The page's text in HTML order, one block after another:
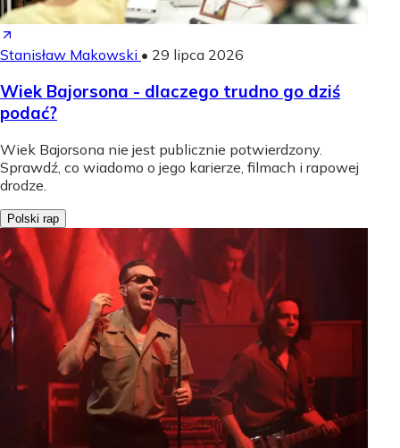
Stanisław Makowski • 29 lipca 2026
Wiek Bajorsona - dlaczego trudno go dziś
podać?
Wiek Bajorsona nie jest publicznie potwierdzony.
Sprawdź, co wiadomo o jego karierze, filmach i rapowej
drodze.
Polski rap